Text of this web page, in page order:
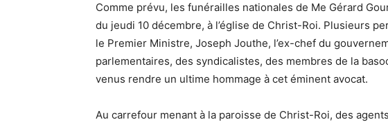
Comme prévu, les funérailles nationales de Me Gérard
du jeudi 10 décembre, à l’église de Christ-Roi. Plusieurs
le Premier Ministre, Joseph Jouthe, l’ex-chef du
parlementaires, des syndicalistes, des membres de la
venus rendre un ultime hommage à cet éminent avocat.
Au carrefour menant à la paroisse de Christ-Roi, des